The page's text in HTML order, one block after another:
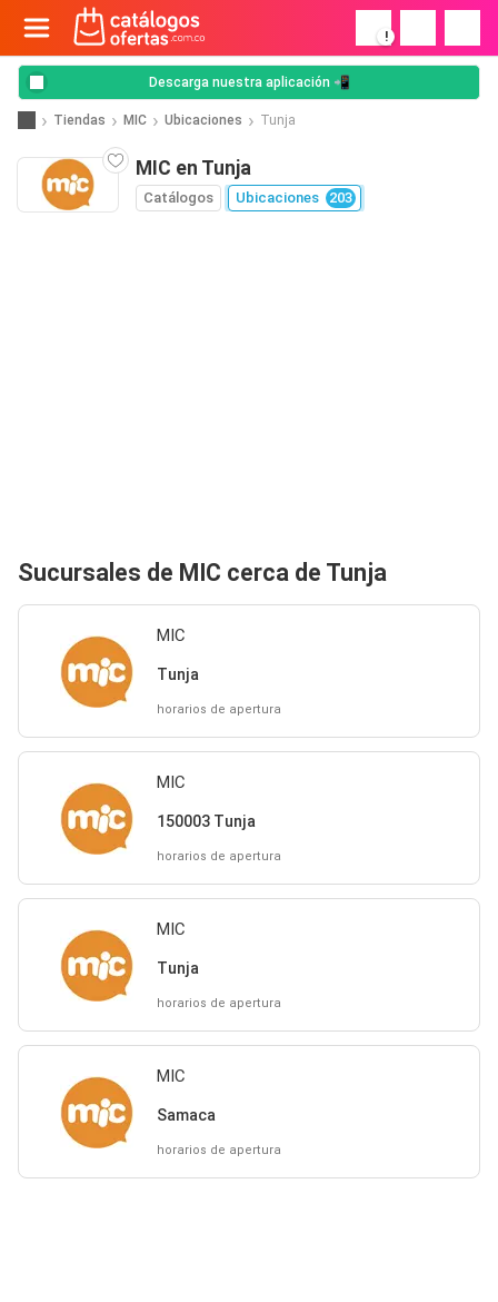
!
Descarga nuestra aplicación 📲
Tiendas MIC Ubicaciones Tunja
MIC en Tunja
Catálogos Ubicaciones 203
Sucursales de MIC cerca de Tunja
MIC
Tunja
horarios de apertura
MIC
150003 Tunja
horarios de apertura
MIC
Tunja
horarios de apertura
MIC
Samaca
horarios de apertura